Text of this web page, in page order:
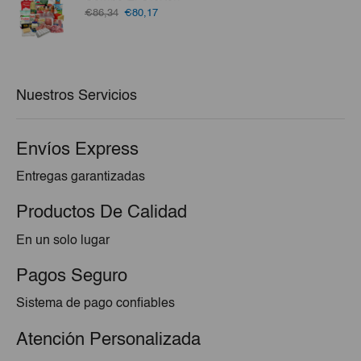
€3,07.€2,76.
€86,34 El
€80,17El
Nuestros Servicios
Envíos Express
Entregas garantizadas
Productos De Calidad
En un solo lugar
Pagos Seguro
Sistema de pago confiables
Atención Personalizada